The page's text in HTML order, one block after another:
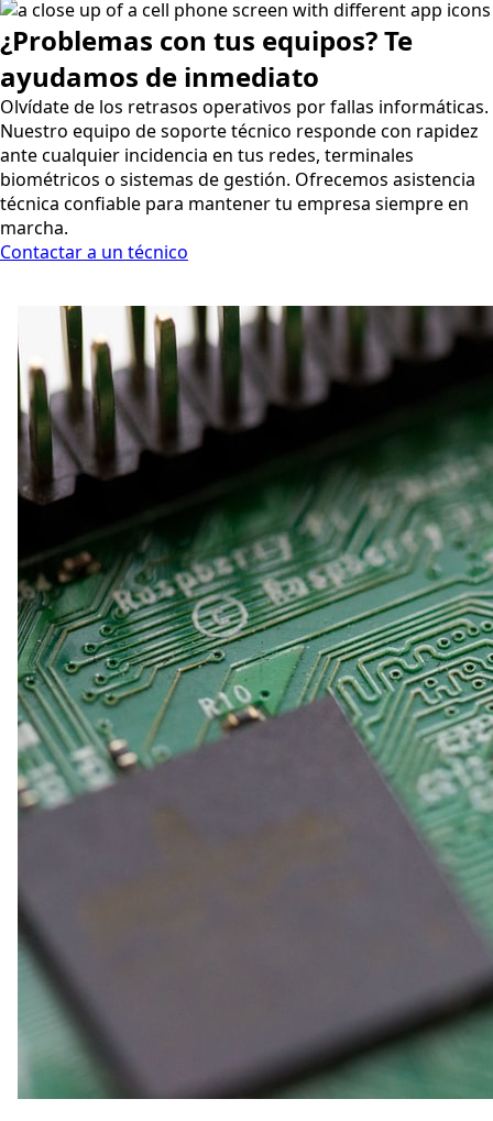
¿Problemas con tus equipos? Te
ayudamos de inmediato
Olvídate de los retrasos operativos por fallas informáticas.
Nuestro equipo de soporte técnico responde con rapidez
ante cualquier incidencia en tus redes, terminales
biométricos o sistemas de gestión. Ofrecemos asistencia
técnica confiable para mantener tu empresa siempre en
marcha.
Contactar a un técnico